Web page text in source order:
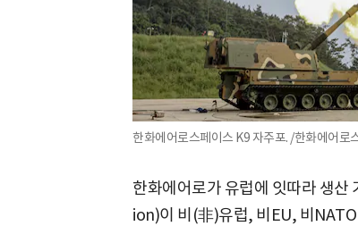
한화에어로스페이스 K9 자주포. /한화에어로
한화에어로가 유럽에 잇따라 생
ion)이 비(非)유럽, 비EU, 비